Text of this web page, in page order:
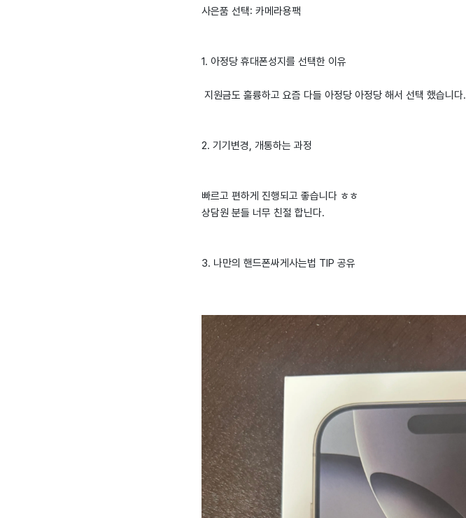
사은품 선택: 카메라용팩
1. 아정당 휴대폰성지를 선택한 이유
지원금도 훌륭하고 요즘 다들 아정당 아정당 해서 선택 했습니다.
2. 기기변경, 개통하는 과정
빠르고 편하게 진행되고 좋습니다 ㅎㅎ
상담원 분들 너무 친절 합닌다.
3. 나만의 핸드폰싸게사는법 TIP 공유